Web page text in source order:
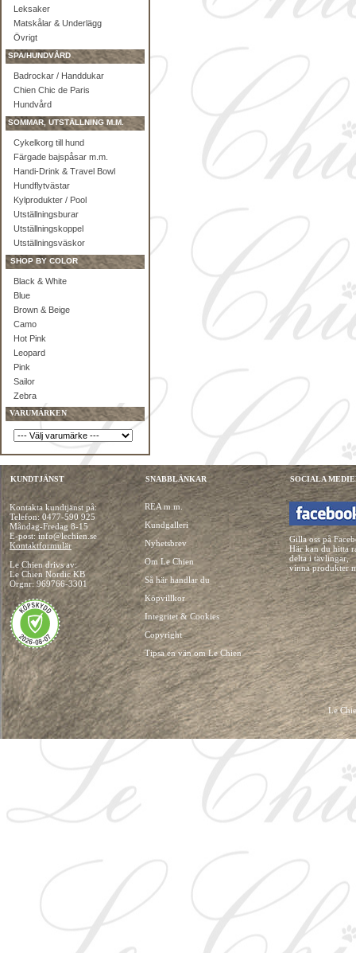
Leksaker
Matskålar & Underlägg
Övrigt
SPA/HUNDVÅRD
Badrockar / Handdukar
Chien Chic de Paris
Hundvård
SOMMAR, UTSTÄLLNING M.M.
Cykelkorg till hund
Färgade bajspåsar m.m.
Handi-Drink & Travel Bowl
Hundflytvästar
Kylprodukter / Pool
Utställningsburar
Utställningskoppel
Utställningsväskor
SHOP BY COLOR
Black & White
Blue
Brown & Beige
Camo
Hot Pink
Leopard
Pink
Sailor
Zebra
VARUMÄRKEN
KUNDTJÄNST
Kontakta kundtjänst på:
Telefon:0477-590 925
Måndag-Fredag 8-15
E-post: info@lechien.se
Kontaktformulär
Le Chien drivs av:
Le Chien Nordic KB
Orgnr: 969766-3301
SNABBLÄNKAR
REA m.m.
Kundgalleri
Nyhetsbrev
Om Le Chien
Så här handlar du
Köpvillkor
Integritet & Cookies
Copyright
Tipsa en vän om Le Chien
SOCIALA
Gilla oss på
Här kan du hitta
delta i tävlingar,
vinna produkter
Le
HUNDKLÄDER, HUNDVÄSKOR, HUNDACCESSOARER, HUND KLÄDER,